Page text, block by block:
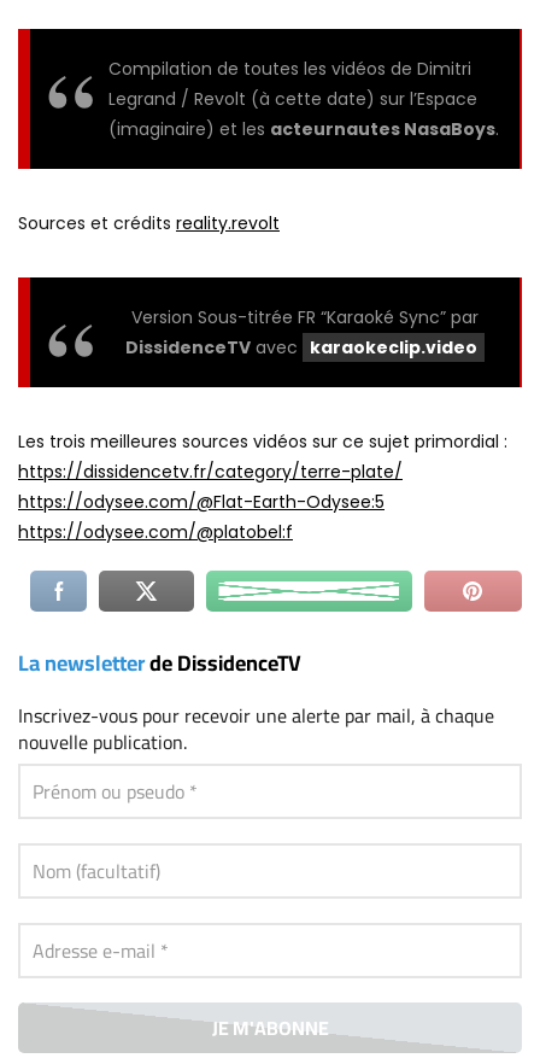
Compilation de toutes les vidéos de Dimitri
Legrand / Revolt (à cette date) sur l’Espace
(imaginaire) et les acteurnautes NasaBoys.
Sources et crédits reality.revolt
Version Sous-titrée FR “Karaoké Sync” par
DissidenceTV avec karaokeclip.video
Les trois meilleures sources vidéos sur ce sujet primordial :
https://dissidencetv.fr/category/terre-plate/
https://odysee.com/@Flat-Earth-Odysee:5
https://odysee.com/@platobel:f
La newsletterde DissidenceTV
Inscrivez-vouspour recevoir une alerte par mail, à chaque
nouvelle publication.